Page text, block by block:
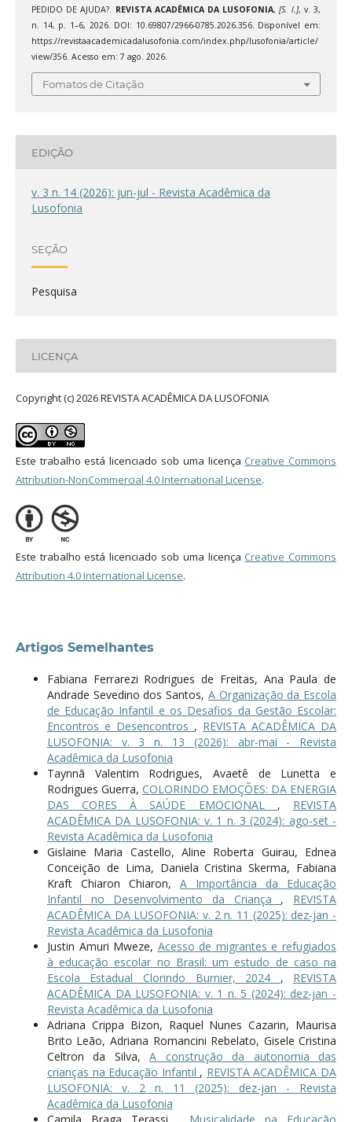
PEDIDO DE AJUDA?.
REVISTA ACADÊMICA DA LUSOFONIA,[S. l.], v. 3,
n. 14, p. 1–6, 2026. DOI: 10.69807/2966-0785.2026.356. Disponível em:
https://revistaacademicadalusofonia.com/index.php/lusofonia/article/
view/356. Acesso em: 7 ago. 2026.
Fomatos de Citação
EDIÇÃO
v. 3 n. 14 (2026): jun-jul - Revista Acadêmica da
Lusofonia
SEÇÃO
Pesquisa
LICENÇA
Copyright (c) 2026 REVISTA ACADÊMICA DA LUSOFONIA
Este trabalho está licenciado sob uma licença Creative Commons
Attribution-NonCommercial 4.0 International License.
Este trabalho está licenciado sob uma licença Creative Commons
Attribution 4.0 International License.
Artigos Semelhantes
Fabiana Ferrarezi Rodrigues de Freitas, Ana Paula de
Andrade Sevedino dos Santos, A Organização da Escola
de Educação Infantil e os Desafios da Gestão Escolar:
Encontros e Desencontros , REVISTA ACADÊMICA DA
LUSOFONIA: v. 3 n. 13 (2026): abr-mai - Revista
Acadêmica da Lusofonia
Taynnã Valentim Rodrigues, Avaetê de Lunetta e
Rodrigues Guerra, COLORINDO EMOÇÕES: DA ENERGIA
DAS CORES À SAÚDE EMOCIONAL , REVISTA
ACADÊMICA DA LUSOFONIA: v. 1 n. 3 (2024): ago-set -
Revista Acadêmica da Lusofonia
Gislaine Maria Castello, Aline Roberta Guirau, Ednea
Conceição de Lima, Daniela Cristina Skerma, Fabiana
Kraft Chiaron Chiaron, A Importância da Educação
Infantil no Desenvolvimento da Criança , REVISTA
ACADÊMICA DA LUSOFONIA: v. 2 n. 11 (2025): dez-jan -
Revista Acadêmica da Lusofonia
Justin Amuri Mweze, Acesso de migrantes e refugiados
à educação escolar no Brasil: um estudo de caso na
Escola Estadual Clorindo Burnier, 2024 , REVISTA
ACADÊMICA DA LUSOFONIA: v. 1 n. 5 (2024): dez-jan -
Revista Acadêmica da Lusofonia
Adriana Crippa Bizon, Raquel Nunes Cazarin, Maurisa
Brito Leão, Adriana Romancini Rebelato, Gisele Cristina
Celtron da Silva,A construção da autonomia das
crianças na Educação Infantil , REVISTA ACADÊMICA DA
LUSOFONIA: v. 2 n. 11 (2025): dez-jan - Revista
Acadêmica da Lusofonia